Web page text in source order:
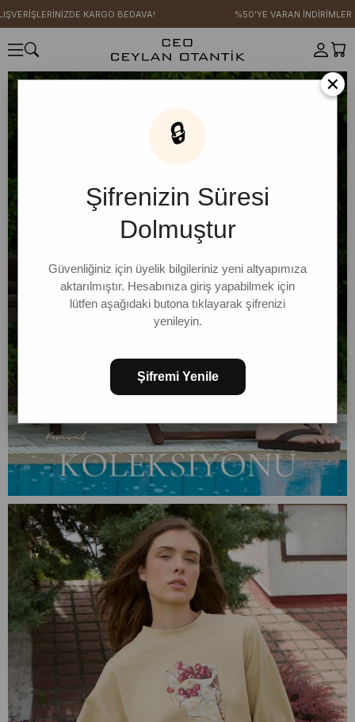
KARGO BEDAVA! %50'YE VARAN İNDİRİMLER
×
🔒
Şifrenizin Süresi
Dolmuştur
Güvenliğiniz için üyelik bilgileriniz yeni altyapımıza
aktarılmıştır. Hesabınıza giriş yapabilmek için
lütfen aşağıdaki butona tıklayarak şifrenizi
yenileyin.
Şifremi Yenile